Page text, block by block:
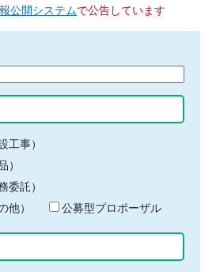
公開システムで公告しています
工事）
）
委託）
他）
公募型プロポーザル